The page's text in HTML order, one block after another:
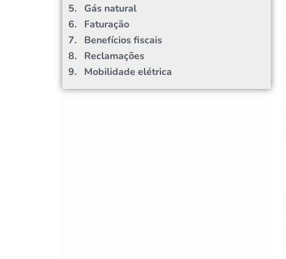
5. Gás natural
6. Faturação
7. Benefícios fiscais
8. Reclamações
9. Mobilidade elétrica